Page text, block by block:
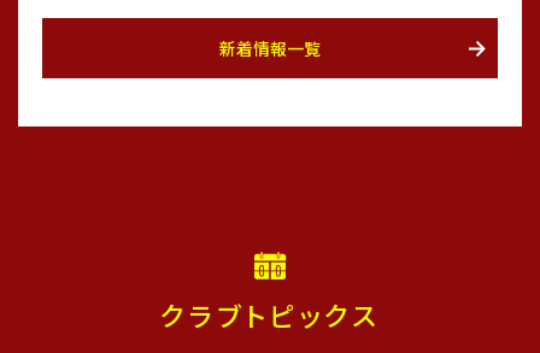
新着情報一覧
クラブトピックス